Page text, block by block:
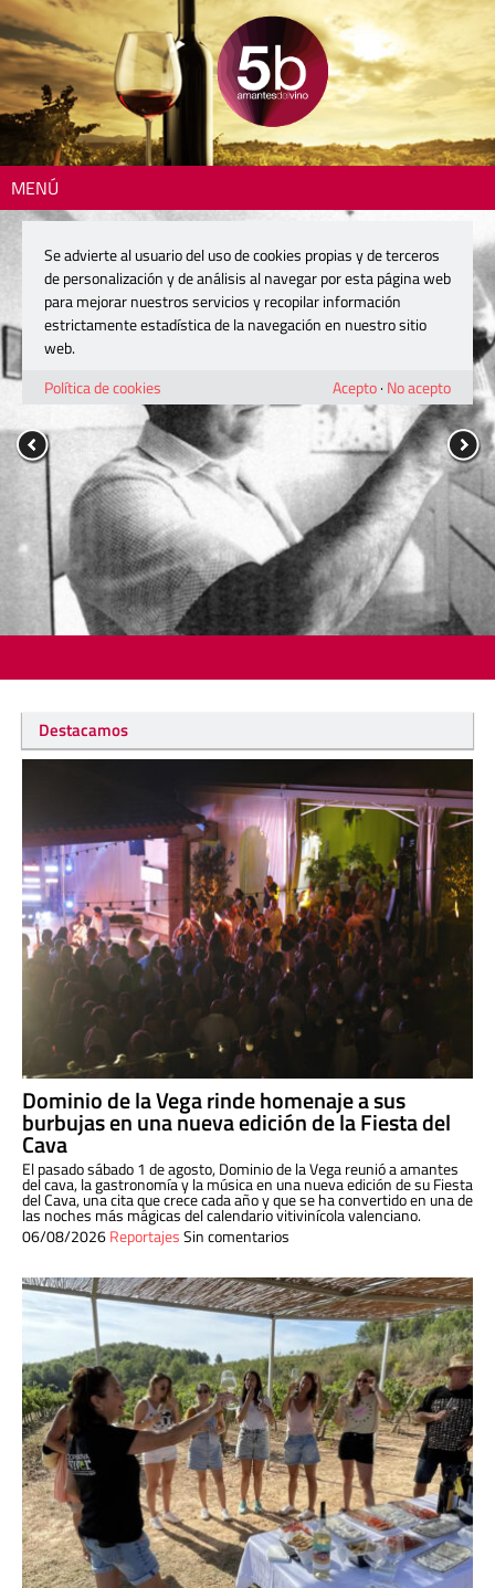
MENÚ
Destacamos
Dominio de la Vega rinde homenaje a sus
burbujas en una nueva edición de la Fiesta del
Cava
El pasado sábado 1 de agosto, Dominio de la Vega reunió a amantes
del cava, la gastronomía y la música en una nueva edición de su Fiesta
del Cava, una cita que crece cada año y que se ha convertido en una de
las noches más mágicas del calendario vitivinícola valenciano.
06/08/2026ReportajesSin comentarios
Se advierte al usuario del uso de cookies propias y de terceros
de personalización y de análisis al navegar por esta página web
para mejorar nuestros servicios y recopilar información
estrictamente estadística de la navegación en nuestro sitio
web.
Política de cookies
Acepto· No acepto